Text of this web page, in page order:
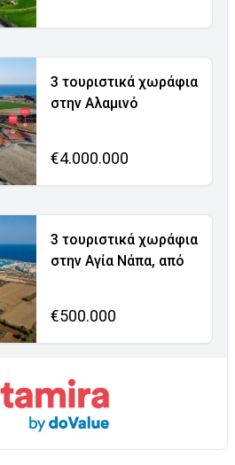
3 τουριστικά χωράφια
στην Αλαμινό
€4.000.000
3 τουριστικά χωράφια
στην Αγία Νάπα, από
€500.000